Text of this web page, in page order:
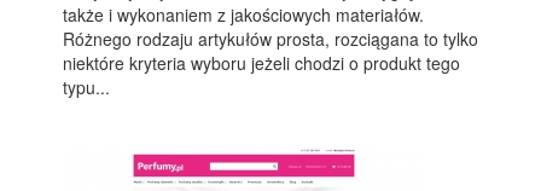
także i wykonaniem z jakościowych materiałów.
Różnego rodzaju artykułów prosta, rozciągana to tylko
niektóre kryteria wyboru jeżeli chodzi o produkt tego
typu...